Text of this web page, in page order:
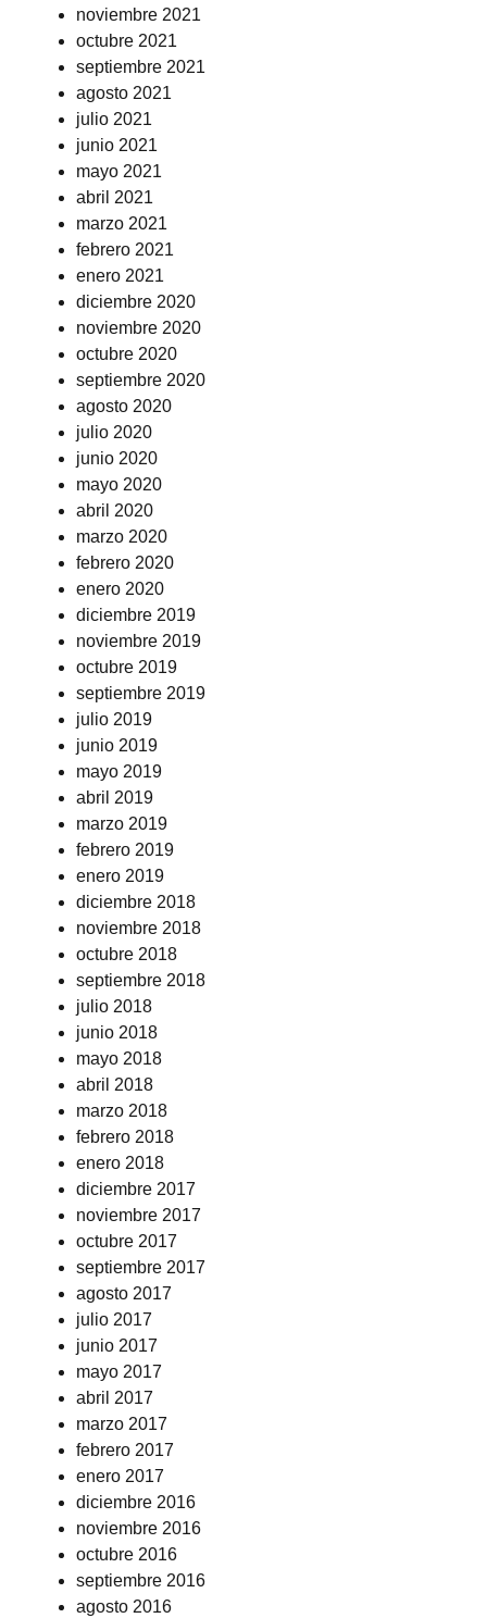
noviembre 2021
octubre 2021
septiembre 2021
agosto 2021
julio 2021
junio 2021
mayo 2021
abril 2021
marzo 2021
febrero 2021
enero 2021
diciembre 2020
noviembre 2020
octubre 2020
septiembre 2020
agosto 2020
julio 2020
junio 2020
mayo 2020
abril 2020
marzo 2020
febrero 2020
enero 2020
diciembre 2019
noviembre 2019
octubre 2019
septiembre 2019
julio 2019
junio 2019
mayo 2019
abril 2019
marzo 2019
febrero 2019
enero 2019
diciembre 2018
noviembre 2018
octubre 2018
septiembre 2018
julio 2018
junio 2018
mayo 2018
abril 2018
marzo 2018
febrero 2018
enero 2018
diciembre 2017
noviembre 2017
octubre 2017
septiembre 2017
agosto 2017
julio 2017
junio 2017
mayo 2017
abril 2017
marzo 2017
febrero 2017
enero 2017
diciembre 2016
noviembre 2016
octubre 2016
septiembre 2016
agosto 2016